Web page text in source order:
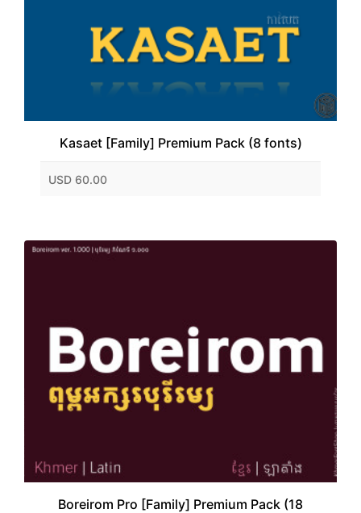
Kasaet [Family] Premium Pack (8 fonts)
USD 60.00
Boreirom Pro [Family] Premium Pack (18